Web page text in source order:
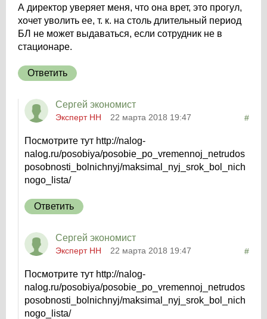
А директор уверяет меня, что она врет, это прогул,
хочет уволить ее, т. к. на столь длительный период
БЛ не может выдаваться, если сотрудник не в
стационаре.
Ответить
Сергей экономист
Эксперт НН 22 марта 2018 19:47 #
Посмотрите тут http://nalog-
nalog.ru/posobiya/posobie_po_vremennoj_netrudos
posobnosti_bolnichnyj/maksimal_nyj_srok_bol_nich
nogo_lista/
Ответить
Сергей экономист
Эксперт НН 22 марта 2018 19:47 #
Посмотрите тут http://nalog-
nalog.ru/posobiya/posobie_po_vremennoj_netrudos
posobnosti_bolnichnyj/maksimal_nyj_srok_bol_nich
nogo_lista/